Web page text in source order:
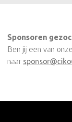
Sponsoren
Ben jij een van
naar